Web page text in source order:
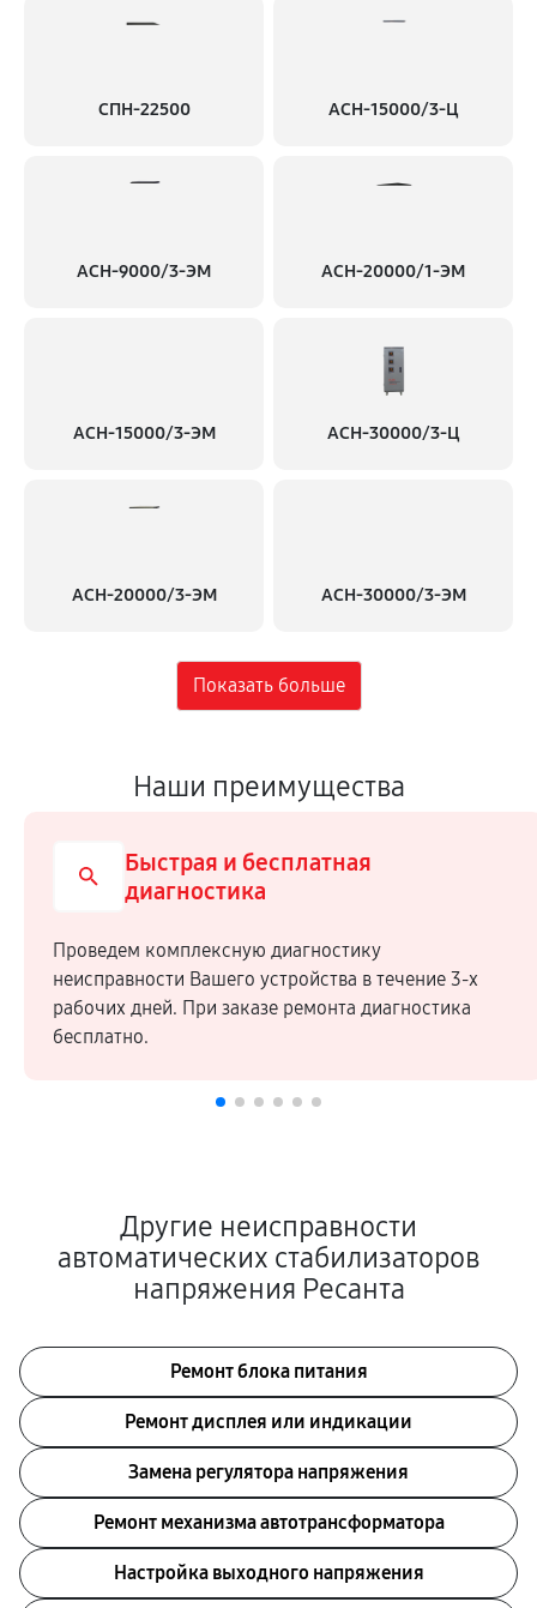
СПН-22500 АСН-15000/3-Ц
АСН-9000/3-ЭМ АСН-20000/1-ЭМ
АСН-15000/3-ЭМ АСН-30000/3-Ц
АСН-20000/3-ЭМ АСН-30000/3-ЭМ
Наши преимущества
Быстрая и бесплатная
диагностика
Проведем комплексную диагностику
неисправности Вашего устройства в течение 3-х
рабочих дней. При заказе ремонта диагностика
бесплатно.
Другие неисправности
автоматических стабилизаторов
напряжения Ресанта
Ремонт блока питания
Ремонт дисплея или индикации
Замена регулятора напряжения
Ремонт механизма автотрансформатора
Настройка выходного напряжения